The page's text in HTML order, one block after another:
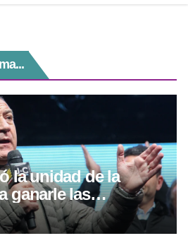
la unidad de la
ganarle las